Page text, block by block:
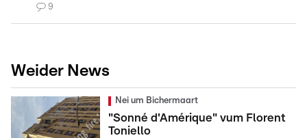
9
Weider News
Nei um Bichermaart
"Sonné d'Amérique" vum Florent
Toniello